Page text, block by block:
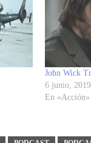
John Wick
6 junio, 2019
En «Acción»